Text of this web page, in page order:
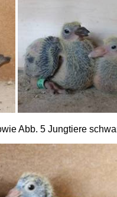
Abb. 5 Jungtiere